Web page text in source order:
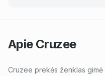
Apie Cruzee
Cruzee prekės ženklas